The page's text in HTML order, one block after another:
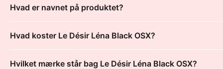
Hvad er navnet på produktet?
Hvad koster Le Désir Léna Black OSX?
Hvilket mærke står bag Le Désir Léna Black OSX?